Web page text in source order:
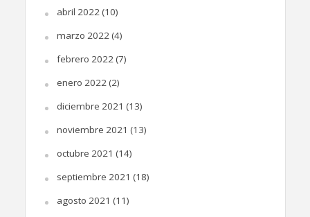
abril 2022(10)
marzo 2022(4)
febrero 2022(7)
enero 2022(2)
diciembre 2021 (13)
noviembre 2021 (13)
octubre 2021 (14)
septiembre 2021 (18)
agosto 2021 (11)